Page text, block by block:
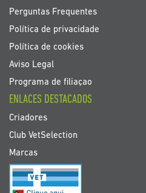
Perguntas Frequentes
Política de privacidade
Política de cookies
Aviso Legal
Programa de filiaçao
ENLACES DESTACADOS
Criadores
Club VetSelection
Marcas